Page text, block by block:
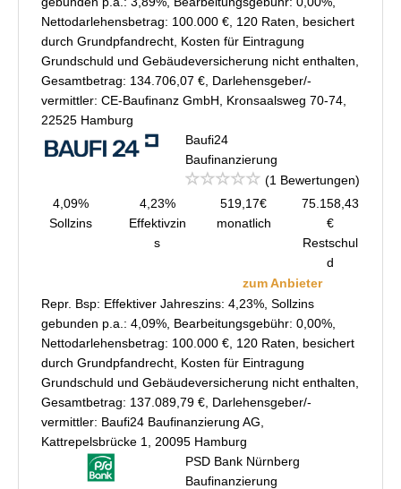
Nettodarlehensbetrag: 100.000 €, 120 Raten, besichert
durch Grundpfandrecht, Kosten für Eintragung
Grundschuld und Gebäudeversicherung nicht enthalten,
Gesamtbetrag: 134.706,07 €, Darlehensgeber/-
vermittler: CE-Baufinanz GmbH, Kronsaalsweg 70-74,
22525 Hamburg
Baufi24
Baufinanzierung
(1 Bewertungen)
4,09%
Sollzins
4,23%
Effektivzin
s
519,17€
monatlich
75.158,43
€
Restschul
d
zum Anbieter
Repr. Bsp: Effektiver Jahreszins: 4,23%, Sollzins
gebunden p.a.: 4,09%, Bearbeitungsgebühr: 0,00%,
Nettodarlehensbetrag: 100.000 €, 120 Raten, besichert
durch Grundpfandrecht, Kosten für Eintragung
Grundschuld und Gebäudeversicherung nicht enthalten,
Gesamtbetrag: 137.089,79 €, Darlehensgeber/-
vermittler: Baufi24 Baufinanzierung AG,
Kattrepelsbrücke 1, 20095 Hamburg
PSD Bank Nürnberg
Baufinanzierung